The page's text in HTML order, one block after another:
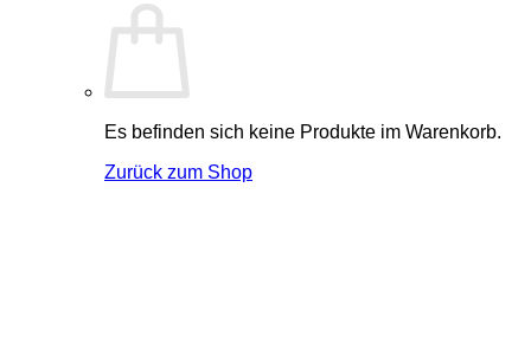
Es befinden sich keine Produkte im Warenkorb.
Zurück zum Shop